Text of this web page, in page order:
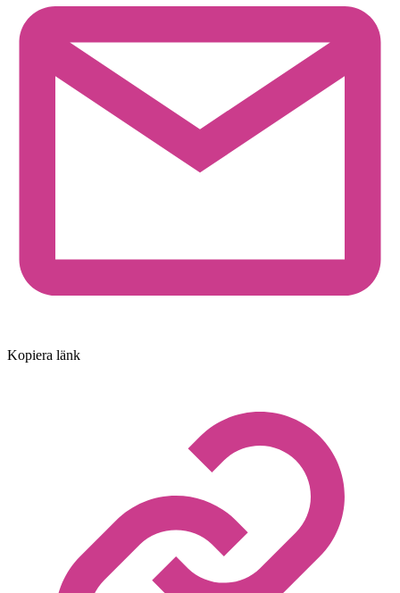
Kopiera länk